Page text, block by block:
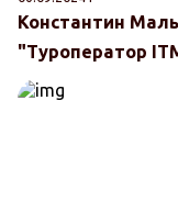
Константин
"Туроператор